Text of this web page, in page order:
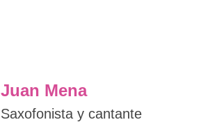
Juan Mena
Saxofonista y cantante